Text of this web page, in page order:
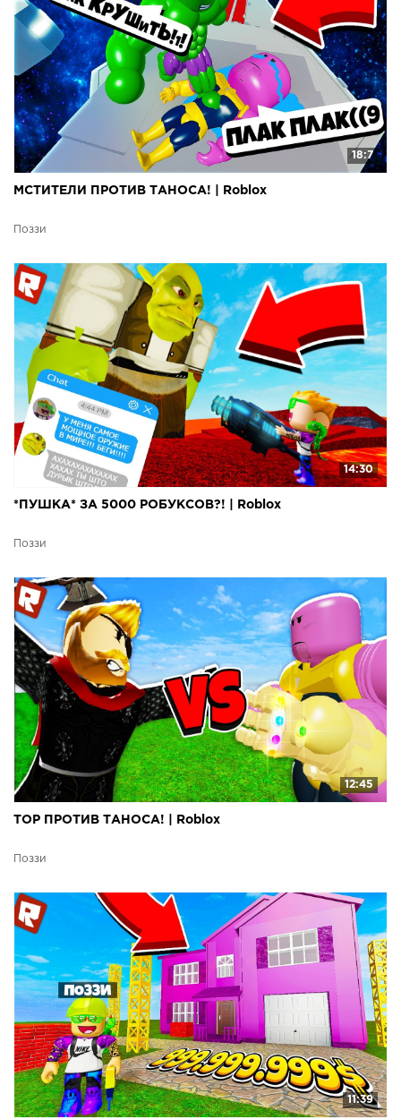
18:7
МСТИТЕЛИ ПРОТИВ ТАНОСА! | Roblox
Поззи
14:30
*ПУШКА* ЗА 5000 РОБУКСОВ?! | Roblox
Поззи
12:45
ТОР ПРОТИВ ТАНОСА! | Roblox
Поззи
11:39